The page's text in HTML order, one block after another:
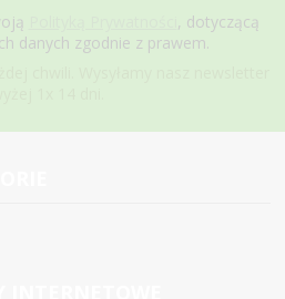
, dotyczącą
danych zgodnie z prawem.